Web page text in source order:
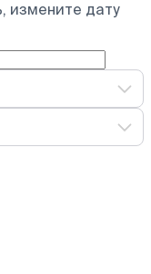
измените дату